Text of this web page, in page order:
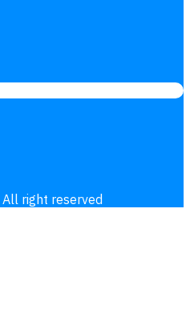
All right reserved